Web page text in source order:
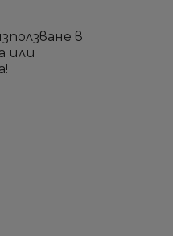
с
във Вашия профил
списъка с желание
с
във Вашия профил
списъка с желание
в
или